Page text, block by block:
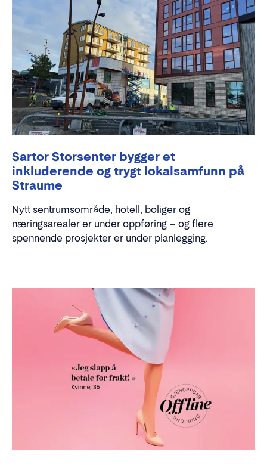
Sartor Storsenter bygger et
inkluderende og trygt lokalsamfunn på
Straume
Nytt sentrumsområde, hotell, boliger og
næringsarealer er under oppføring – og flere
spennende prosjekter er under planlegging.